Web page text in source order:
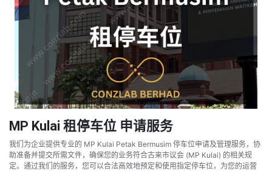
MP Kulai 租停车位 申请服务
我们为企业提供专业的 MP Kulai Petak Bermusim 停车位申请及管理服务，协
助准备并提交所需文件，确保您的业务符合古来市议会 (MP Kulai) 的相关规
定。通过我们的服务，您可以合法高效地预定和使用指定停车位，为您的运营